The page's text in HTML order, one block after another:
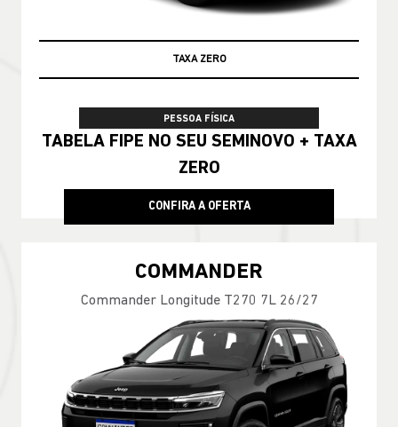
TAXA ZERO
PESSOA FÍSICA
TABELA FIPE NO SEU SEMINOVO + TAXA
ZERO
CONFIRA A OFERTA
COMMANDER
Commander Longitude T270 7L 26/27